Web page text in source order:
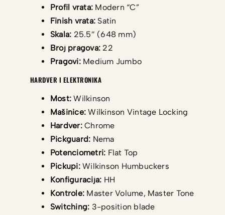
Profil vrata: Modern “C”
Finish vrata: Satin
Skala: 25.5″ (648 mm)
Broj pragova: 22
Pragovi:Medium Jumbo
HARDVER I ELEKTRONIKA
Most: Wilkinson
Mašinice: Wilkinson Vintage Locking
Hardver:Chrome
Pickguard: Nema
Potenciometri: Flat Top
Pickupi:Wilkinson Humbuckers
Konfiguracija: HH
Kontrole: Master Volume, Master Tone
Switching: 3-position blade